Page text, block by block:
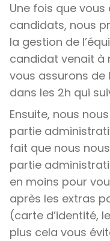
Une fois que
candidats, nous
la gestion de
candidat venait à
vous assurons
dans les 2h qui
Ensuite, nous
partie
fait que nous
partie
en moins pour
après les extras
(carte d’identité,
plus cela vous